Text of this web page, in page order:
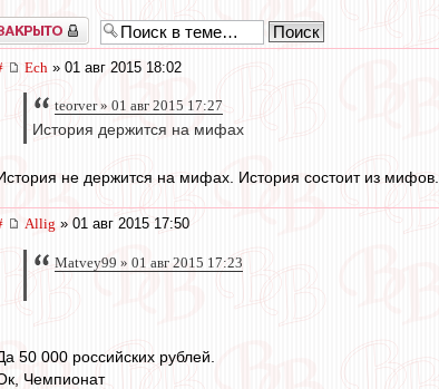
Ech » 01 авг 2015 18:02
teorver » 01 авг 2015 17:27
История держится на мифах
не держится на мифах. История состоит из мифов.
Allig » 01 авг 2015 17:50
Matvey99 » 01 авг 2015 17:23
50 000 российских рублей.
Чемпионат